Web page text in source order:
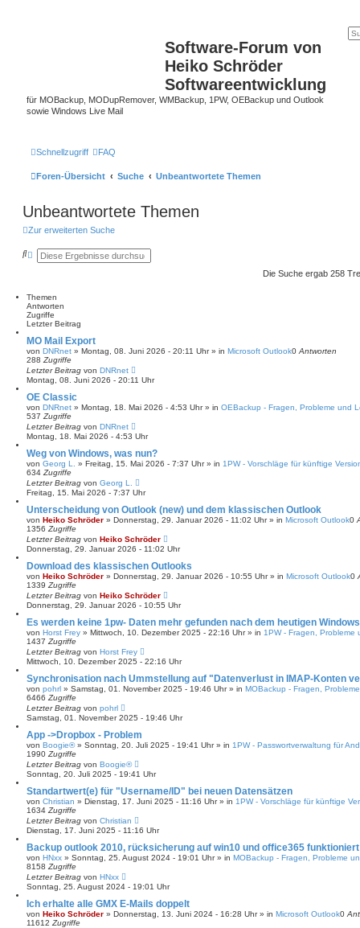
Software-Forum von
Heiko Schröder
Softwareentwicklung
für MOBackup, MODupRemover, WMBackup, 1PW, OEBackup und Outlook
sowie Windows Live Mail
Schnellzugriff FAQ
Foren-Übersicht Suche Unbeantwortete Themen
Unbeantwortete Themen
Zur erweiterten Suche
S E
t
e
r
t
e
S
u
c
h
Die Suche ergab 258
Themen
Antworten
Zugriffe
Letzter Beitrag
MO Mail Export
von DNRnet » Montag, 08. Juni 2026 - 20:11 Uhr» in Microsoft Outlook0 Antworten
288 Zugriffe
Letzter Beitrag von DNRnet
Montag, 08. Juni 2026 - 20:11 Uhr
OE Classic
von DNRnet » Montag, 18. Mai 2026 - 4:53 Uhr» in OEBackup - Fragen, Probleme und
537 Zugriffe
Letzter Beitrag von DNRnet
Montag, 18. Mai 2026 - 4:53 Uhr
Weg von Windows, was nun?
von Georg L. » Freitag, 15. Mai 2026 - 7:37 Uhr» in 1PW - Vorschläge für künftige
634 Zugriffe
Letzter Beitrag von Georg L.
Freitag, 15. Mai 2026 - 7:37 Uhr
Unterscheidung von Outlook (new) und dem klassischen Outlook
von Heiko Schröder » Donnerstag, 29. Januar 2026 - 11:02 Uhr» in Microsoft Outlook0
1356 Zugriffe
Letzter Beitrag von Heiko Schröder
Donnerstag, 29. Januar 2026 - 11:02 Uhr
Download des klassischen Outlooks
von Heiko Schröder » Donnerstag, 29. Januar 2026 - 10:55 Uhr» in Microsoft Outlook0
1339 Zugriffe
Letzter Beitrag von Heiko Schröder
Donnerstag, 29. Januar 2026 - 10:55 Uhr
Es werden keine 1pw- Daten mehr gefunden nach dem heutigen
von Horst Frey » Mittwoch, 10. Dezember 2025 - 22:16 Uhr» in 1PW - Fragen, Probleme
1437 Zugriffe
Letzter Beitrag von Horst Frey
Mittwoch, 10. Dezember 2025 - 22:16 Uhr
Synchronisation nach Ummstellung auf "Datenverlust in IMAP-Konten
von pohrl » Samstag, 01. November 2025 - 19:46 Uhr» in MOBackup - Fragen,
6466 Zugriffe
Letzter Beitrag von pohrl
Samstag, 01. November 2025 - 19:46 Uhr
App ->Dropbox - Problem
von Boogie®» Sonntag, 20. Juli 2025 - 19:41 Uhr» in 1PW - Passwortverwaltung für
1990 Zugriffe
Letzter Beitrag von Boogie®
Sonntag, 20. Juli 2025 - 19:41 Uhr
Standartwert(e) für "Username/ID" bei neuen Datensätzen
von Christian » Dienstag, 17. Juni 2025 - 11:16 Uhr» in 1PW - Vorschläge für künftige
1634 Zugriffe
Letzter Beitrag von Christian
Dienstag, 17. Juni 2025 - 11:16 Uhr
Backup outlook 2010, rücksicherung auf win10 und office365
von HNxx » Sonntag, 25. August 2024 - 19:01 Uhr» in MOBackup - Fragen, Probleme
8158 Zugriffe
Letzter Beitrag von HNxx
Sonntag, 25. August 2024 - 19:01 Uhr
Ich erhalte alle GMX E-Mails doppelt
von Heiko Schröder » Donnerstag, 13. Juni 2024 - 16:28 Uhr» in Microsoft Outlook0
11612 Zugriffe